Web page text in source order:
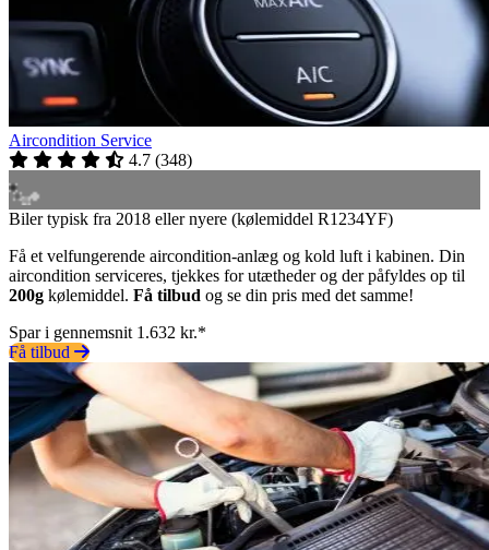
Aircondition Service
4.7 (348)
Biler typisk fra 2018 eller nyere (kølemiddel R1234YF)
Få et velfungerende aircondition-anlæg og kold luft i kabinen. Din
aircondition serviceres, tjekkes for utætheder og der påfyldes op til
200g kølemiddel. Få tilbud og se din pris med det samme!
Spar i gennemsnit 1.632 kr.*
Få tilbud